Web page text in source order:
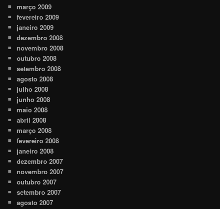
março 2009
fevereiro 2009
janeiro 2009
dezembro 2008
novembro 2008
outubro 2008
setembro 2008
agosto 2008
julho 2008
junho 2008
maio 2008
abril 2008
março 2008
fevereiro 2008
janeiro 2008
dezembro 2007
novembro 2007
outubro 2007
setembro 2007
agosto 2007